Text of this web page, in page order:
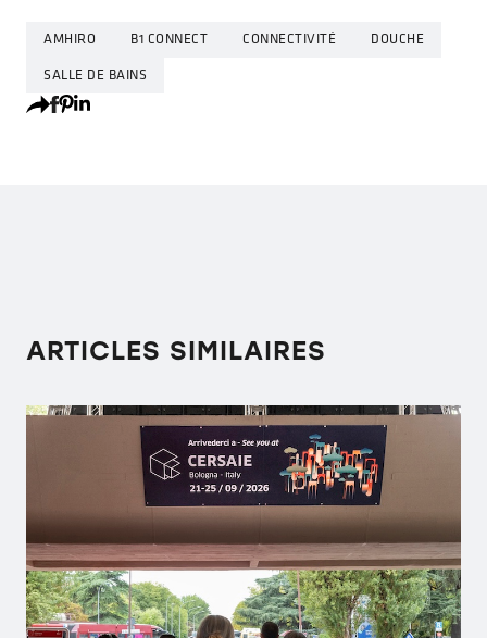
AMHIRO B1 CONNECT CONNECTIVITÉ DOUCHE
SALLE DE BAINS
ARTICLES SIMILAIRES